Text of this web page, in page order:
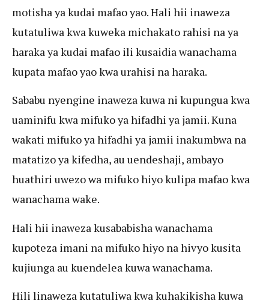
motisha ya kudai mafao yao. Hali hii inaweza
kutatuliwa kwa kuweka michakato rahisi na ya
haraka ya kudai mafao ili kusaidia wanachama
kupata mafao yao kwa urahisi na haraka.
Sababu nyengine inaweza kuwa ni kupungua kwa
uaminifu kwa mifuko ya hifadhi ya jamii. Kuna
wakati mifuko ya hifadhi ya jamii inakumbwa na
matatizo ya kifedha, au uendeshaji, ambayo
huathiri uwezo wa mifuko hiyo kulipa mafao kwa
wanachama wake.
Hali hii inaweza kusababisha wanachama
kupoteza imani na mifuko hiyo na hivyo kusita
kujiunga au kuendelea kuwa wanachama.
Hili linaweza kutatuliwa kwa kuhakikisha kuwa